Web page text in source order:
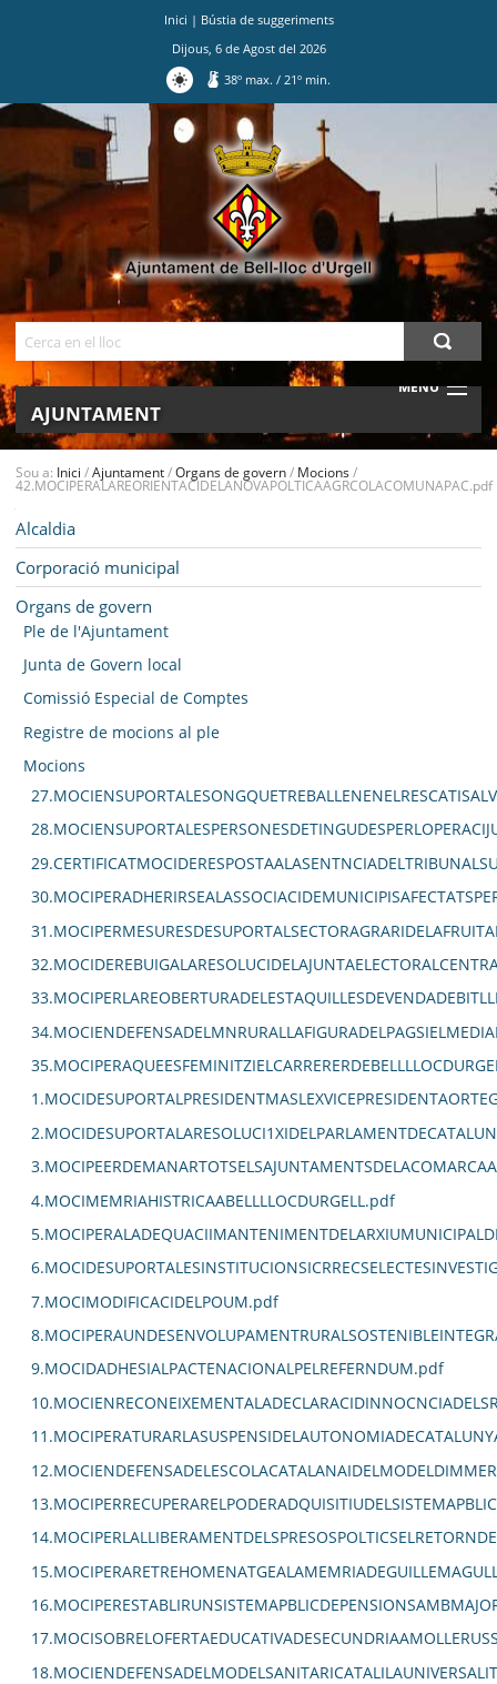
Inici | Bústia de suggeriments
Dijous, 6de Agostdel 2026
38º max./ 21º min.
MENU
AJUNTAMENT
BELL-LLOC SOLUCIONA
Sou a: Inici /Ajuntament/Organs de govern/ Mocions/
42.MOCIPERALAREORIENTACIDELANOVAPOLTICAAGRCOLACOMUNAPAC.pdf
Alcaldia
Corporació municipal
Organs de govern
Ple de l'Ajuntament
Junta de Govern local
Comissió Especial de Comptes
Registre de mocions al ple
Mocions
4.MOCIMEMRIAHISTRICAABELLLLOCDURGELL.pdf
7.MOCIMODIFICACIDELPOUM.pdf
9.MOCIDADHESIALPACTENACIONALPELREFERNDUM.pdf